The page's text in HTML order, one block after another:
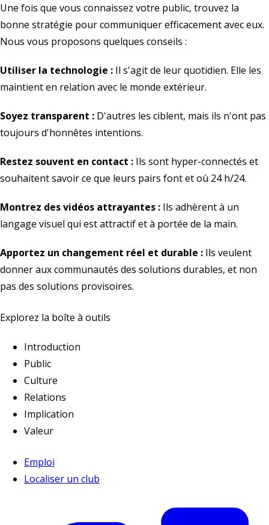
Une fois que vous connaissez votre public, trouvez la
bonne stratégie pour communiquer efficacement avec eux.
Nous vous proposons quelques conseils :
Utiliser la technologie : Il s'agit de leur quotidien. Elle les
maintient en relation avec le monde extérieur.
Soyez transparent : D'autres les ciblent, mais ils n'ont pas
toujours d'honnêtes intentions.
Restez souvent en contact : Ils sont hyper-connectés et
souhaitent savoir ce que leurs pairs font et où 24 h/24.
Montrez des vidéos attrayantes : Ils adhèrent à un
langage visuel qui est attractif et à portée de la main.
Apportez un changement réel et durable : Ils veulent
donner aux communautés des solutions durables, et non
pas des solutions provisoires.
Explorez la boîte à outils
Introduction
Public
Culture
Relations
Implication
Valeur
Emploi
Localiser un club